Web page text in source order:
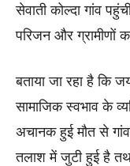
सेवाती कोल्दा गांव
परिजन और ग्रामीणों
बताया जा रहा है कि
सामाजिक स्वभाव के
अचानक हुई मौत से
तलाश में जुटी हुई है